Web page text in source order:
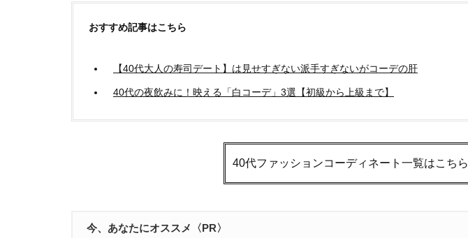
おすすめ記事はこちら
【40代大人の寿司デート】は見せすぎない派手すぎないがコーデの肝
40代の夜飲みに！映える「白コーデ」3選【初級から上級まで】
40代ファッションコーディネート一覧はこちら
今、あなたにオススメ〈PR〉